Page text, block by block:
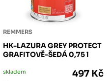
REMMERS
HK-LAZURA GREY PROTECT
GRAFITOVĚ-ŠEDÁ 0,75 l
skladem 497 Kč